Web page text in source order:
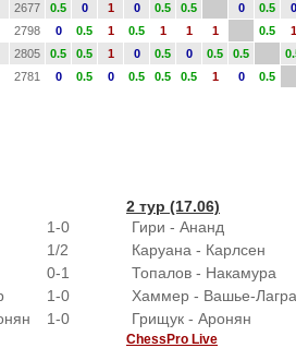
2677 0.5 0 1 0 0.5 0.5 0 0.5
0
2798 0 0.5 1 0.5 1 1 1 0.5
1
2805 0.5 0.5 1 0 0.5 0 0.5 0.5
2781 0 0.5 0 0.5 0.5 0.5 1 0 0.5
1-0
1/2
0-1
1-0
1-0
2 тур (17.06)
Гири - Ананд
Каруана - Карлсен
Топалов - Накамура
Хаммер - Вашье-
Грищук - Аронян
ChessPro Live